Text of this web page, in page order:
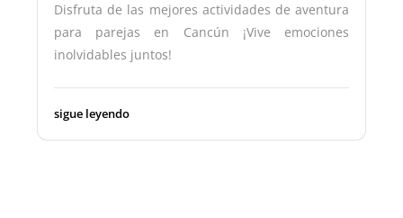
Disfruta de las mejores actividades de aventura
para parejas en Cancún ¡Vive emociones
inolvidables juntos!
sigue leyendo